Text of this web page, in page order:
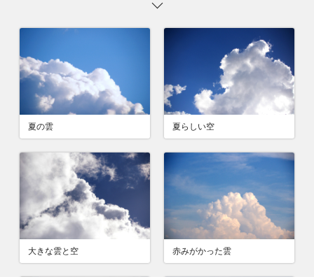
夏の雲 夏らしい空
大きな雲と空 赤みがかった雲